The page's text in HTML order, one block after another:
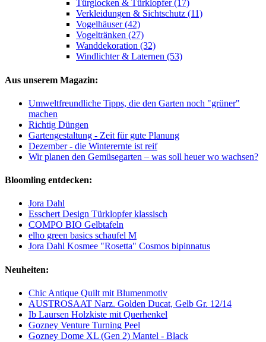
Türglocken & Türklopfer (17)
Verkleidungen & Sichtschutz (11)
Vogelhäuser (42)
Vogeltränken (27)
Wanddekoration (32)
Windlichter & Laternen (53)
Aus unserem Magazin:
Umweltfreundliche Tipps, die den Garten noch "grüner"
machen
Richtig Düngen
Gartengestaltung - Zeit für gute Planung
Dezember - die Winterernte ist reif
Wir planen den Gemüsegarten – was soll heuer wo wachsen?
Bloomling entdecken:
Jora Dahl
Esschert Design Türklopfer klassisch
COMPO BIO Gelbtafeln
elho green basics schaufel M
Jora Dahl Kosmee "Rosetta" Cosmos bipinnatus
Neuheiten:
Chic Antique Quilt mit Blumenmotiv
AUSTROSAAT Narz. Golden Ducat, Gelb Gr. 12/14
Ib Laursen Holzkiste mit Querhenkel
Gozney Venture Turning Peel
Gozney Dome XL (Gen 2) Mantel - Black